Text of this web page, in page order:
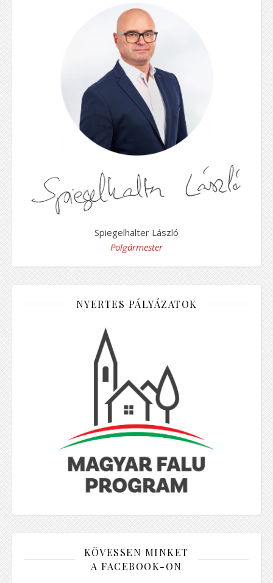
Spiegelhalter László
Polgármester
NYERTES PÁLYÁZATOK
KÖVESSEN MINKET
A FACEBOOK-ON